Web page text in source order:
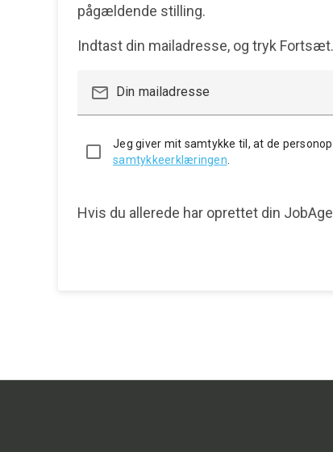
pågældende stilling.
Indtast din mailadresse, og tryk
mail_outline Din mailadresse
Jeg giver mit samtykke til, at de
samtykkeerklæringen
Hvis du allerede har oprettet din